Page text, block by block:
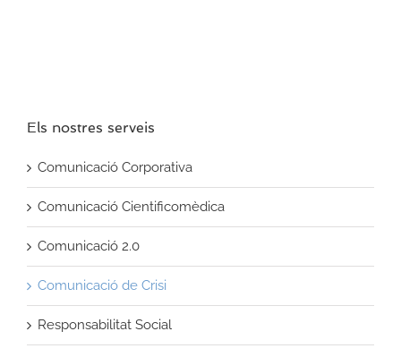
Els nostres serveis
Comunicació Corporativa
Comunicació Cientificomèdica
Comunicació 2.0
Comunicació de Crisi
Responsabilitat Social